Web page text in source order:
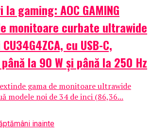
gaming: AOC GAMING
monitoare curbate ultrawide
cu USB-C,
la 90 W și până la 250 Hz
gama de monitoare ultrawide
modele noi de 34 de inci (86,36...
inainte